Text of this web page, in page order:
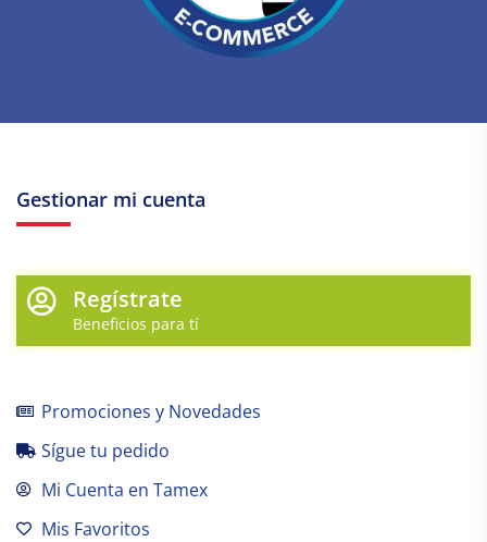
Gestionar mi cuenta
Regístrate
Beneficios para tí
Promociones y Novedades
Sígue tu pedido
Mi Cuenta en Tamex
Mis Favoritos